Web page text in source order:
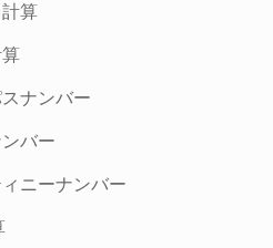
算
ナンバー
バー
ニーナンバー